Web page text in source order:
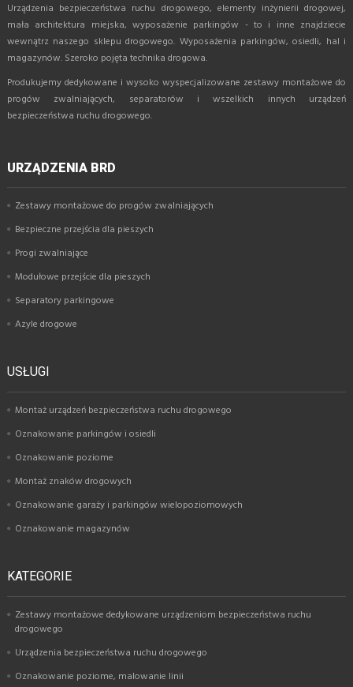
Urządzenia bezpieczeństwa ruchu drogowego, elementy inżynierii drogowej,
mała architektura miejska, wyposażenie parkingów - to i inne znajdziecie
wewnątrz naszego sklepu drogowego. Wyposażenia parkingów, osiedli, hal i
magazynów. Szeroko pojęta technika drogowa.
Produkujemy dedykowane i wysoko wyspecjalizowane zestawy montażowe do
progów zwalniających, separatorów i wszelkich innych urządzeń
bezpieczeństwa ruchu drogowego.
URZĄDZENIA BRD
Zestawy montażowe do progów zwalniających
Bezpieczne przejścia dla pieszych
Progi zwalniające
Modułowe przejście dla pieszych
Separatory parkingowe
Azyle drogowe
USŁUGI
Montaż urządzeń bezpieczeństwa ruchu drogowego
Oznakowanie parkingów i osiedli
Oznakowanie poziome
Montaż znaków drogowych
Oznakowanie garaży i parkingów wielopoziomowych
Oznakowanie magazynów
KATEGORIE
Zestawy montażowe dedykowane urządzeniom bezpieczeństwa ruchu
drogowego
Urządzenia bezpieczeństwa ruchu drogowego
Oznakowanie poziome, malowanie linii